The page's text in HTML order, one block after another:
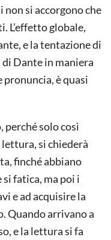
si accorgono che
L’effetto globale,
e la tentazione di
Dante in maniera
pronuncia, è quasi
perché solo così
lettura, si chiederà
finché abbiano
fatica, ma poi i
e ad acquisire la
Quando arrivano a
e la lettura si fa